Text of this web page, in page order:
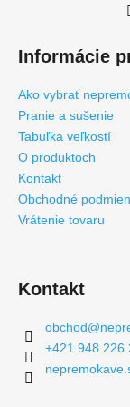
Informácie
Ako vybrať
Pranie a sušenie
Tabuľka veľkostí
O produktoch
Kontakt
Obchodné
Vrátenie tovaru
Kontakt
obchod@
+421 948 226